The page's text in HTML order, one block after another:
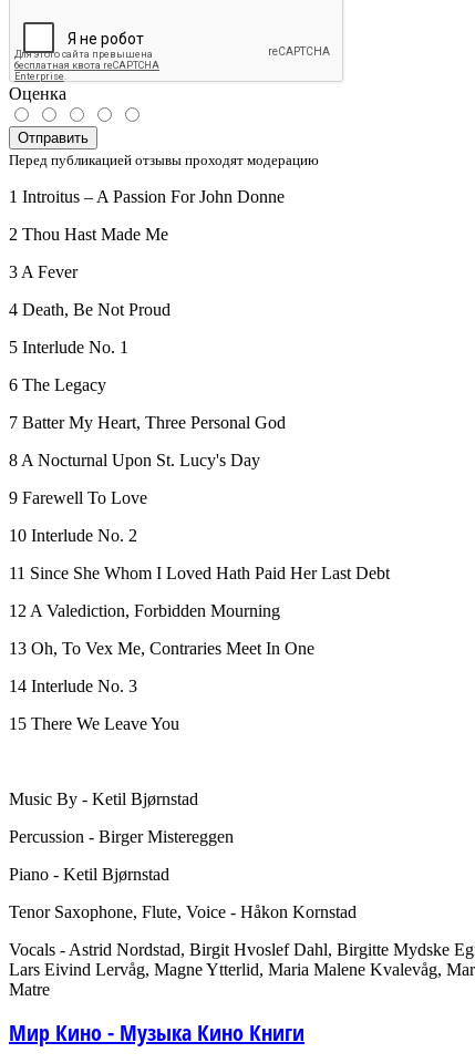
Оценка
Отправить
Перед публикацией отзывы проходят модерацию
1 Introitus‎ ‎– A Passion For John Donne
2 Thou Hast Made Me
3 A Fever
4 Death, Be Not Proud
5 Interlude No. 1
6 The Legacy
7 Batter My Heart, Three Personal God
8 A Nocturnal Upon St. Lucy's Day
9 Farewell To Love
10 Interlude No. 2
11 Since She Whom I Loved Hath Paid Her Last Debt
12 A Valediction, Forbidden Mourning
13 Oh, To Vex Me, Contraries Meet In One
14 Interlude No. 3
15 There We Leave You
Music By - Ketil Bjørnstad
Percussion - Birger Mistereggen
Piano - Ketil Bjørnstad
Tenor Saxophone, Flute, Voice - Håkon Kornstad
Vocals - Astrid Nordstad, Birgit Hvoslef Dahl, Birgitte Mydske
Lars Eivind Lervåg, Magne Ytterlid, Maria Malene Kvalevåg,
Matre
Мир Кино - Музыка Кино Книги